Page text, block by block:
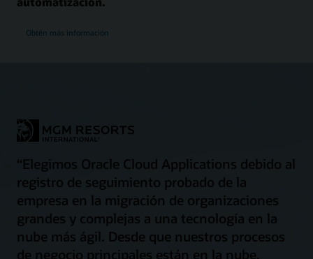
Obtén más información
“Elegimos Oracle Cloud Applications debido al
registro de seguimiento probado de la
empresa en la migración de organizaciones
grandes y complejas a una tecnología en la
nube más ágil. Desde que nuestros procesos
de negocio principales están en la nube,